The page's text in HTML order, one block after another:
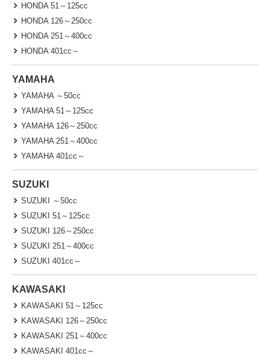
HONDA 51～125cc
HONDA 126～250cc
HONDA 251～400cc
HONDA 401cc～
YAMAHA
YAMAHA ～50cc
YAMAHA 51～125cc
YAMAHA 126～250cc
YAMAHA 251～400cc
YAMAHA 401cc～
SUZUKI
SUZUKI ～50cc
SUZUKI 51～125cc
SUZUKI 126～250cc
SUZUKI 251～400cc
SUZUKI 401cc～
KAWASAKI
KAWASAKI 51～125cc
KAWASAKI 126～250cc
KAWASAKI 251～400cc
KAWASAKI 401cc～